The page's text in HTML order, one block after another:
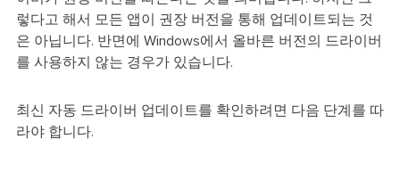
렇다고 해서 모든 앱이 권장 버전을 통해 업데이트되는 것
은 아닙니다. 반면에 Windows에서 올바른 버전의 드라이버
를 사용하지 않는 경우가 있습니다.
최신 자동 드라이버 업데이트를 확인하려면 다음 단계를 따
라야 합니다.